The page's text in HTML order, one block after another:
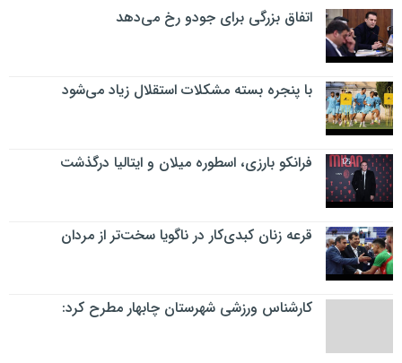
اتفاق بزرگی برای جودو رخ می‌دهد
با پنجره بسته مشکلات استقلال زیاد می‌شود
فرانکو بارزی، اسطوره میلان و ایتالیا درگذشت
قرعه زنان کبدی‌کار در ناگویا سخت‌تر از مردان
کارشناس ورزشی شهرستان چابهار مطرح کرد: